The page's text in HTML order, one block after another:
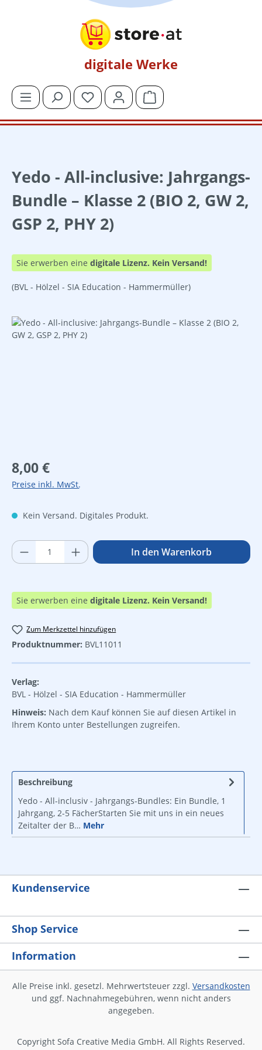
digitale Werke
Du hast 0 Produkte auf dem Merkzettel
Warenkorb enthält 0
Yedo - All-inclusive: Jahrgangs-
Bundle – Klasse 2 (BIO 2, GW 2,
GSP 2, PHY 2)
Sie erwerben eine digitale Lizenz. Kein Versand!
(BVL - Hölzel - SIA Education - Hammermüller)
Bildergalerie überspringen
Regulärer Preis:
8,00 €
Preise inkl. MwSt.
Kein Versand. Digitales Produkt.
Produkt Anzahl: Gib den gewünschten
In den Warenkorb
Sie erwerben eine digitale Lizenz. Kein Versand!
Zum Merkzettel hinzufügen
Produktnummer: BVL11011
Verlag:
BVL - Hölzel - SIA Education - Hammermüller
Hinweis: Nach dem Kauf können Sie auf diesen Artikel in
Ihrem Konto unter Bestellungen zugreifen.
Beschreibung
Yedo - All-inclusiv - Jahrgangs-Bundles: Ein Bundle, 1
Jahrgang, 2-5 FächerStarten Sie mit uns in ein neues
Zeitalter der B… Mehr
Kundenservice
Shop Service
Information
Alle Preise inkl. gesetzl. Mehrwertsteuer zzgl. Versandkosten
und ggf. Nachnahmegebühren, wenn nicht anders
angegeben.
Copyright Sofa Creative Media GmbH. All Rights Reserved.